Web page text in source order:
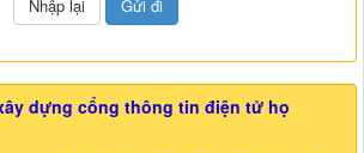
dựng cổng thông tin điện tử họ